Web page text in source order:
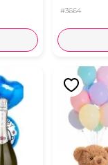
#3664